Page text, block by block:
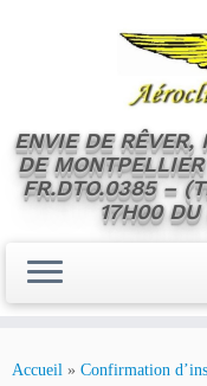
ENVIE DE RÊVER,
DE
FR.DTO.0385 –
17H00
Accueil » Confirmation